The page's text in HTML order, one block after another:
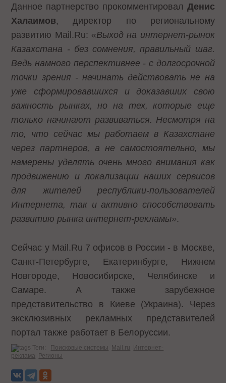
Данное партнерство прокомментировал Денис
Халаимов, директор по региональному
развитию Mail.Ru: «Выход на интернет-рынок
Казахстана - без сомнения, правильный шаг.
Ведь намного перспективнее - с долгосрочной
точки зрения - начинать действовать не на
уже сформировавшихся и доказавших свою
важность рынках, но на тех, которые еще
только начинают развиваться. Несмотря на
то, что сейчас мы работаем в Казахстане
через партнеров, а не самостоятельно, мы
намерены уделять очень много внимания как
продвижению и локализации наших сервисов
для жителей республики-пользователей
Интернета, так и активно способствовать
развитию рынка интернет-рекламы».
Сейчас у Mail.Ru 7 офисов в России - в Москве,
Санкт-Петербурге, Екатеринбурге, Нижнем
Новгороде, Новосибирске, Челябинске и
Самаре. А также зарубежное
представительство в Киеве (Украина). Через
эксклюзивных рекламных представителей
портал также работает в Белоруссии.
Теги: Поисковые системы Mail.ru Интернет-
реклама Регионы